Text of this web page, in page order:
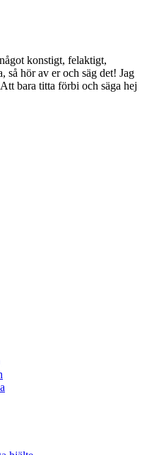
konstigt, felaktigt,
så hör av er och säg det! Jag
bara titta förbi och säga hej